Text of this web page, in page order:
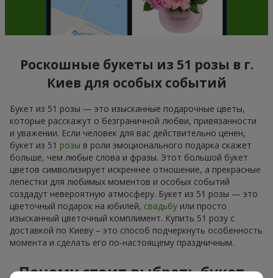
Роскошные букеты из 51 розы в г.
Киев для особых событий
Букет из 51 розы — это изысканные подарочные цветы,
которые расскажут о безграничной любви, привязанности
и уважении. Если человек для вас действительно ценен,
букет из 51 розы в роли эмоционального подарка скажет
больше, чем любые слова и фразы. Этот большой букет
цветов символизирует искреннее отношение, а прекрасные
лепестки для любимых моментов и особых событий
создадут невероятную атмосферу. Букет из 51 розы — это
цветочный подарок на юбилей, свадьбу или просто
изысканный цветочный комплимент. Купить 51 розу с
доставкой по Киеву – это способ подчеркнуть особенность
момента и сделать его по-настоящему праздничным.
Почему стоит выбрать букет